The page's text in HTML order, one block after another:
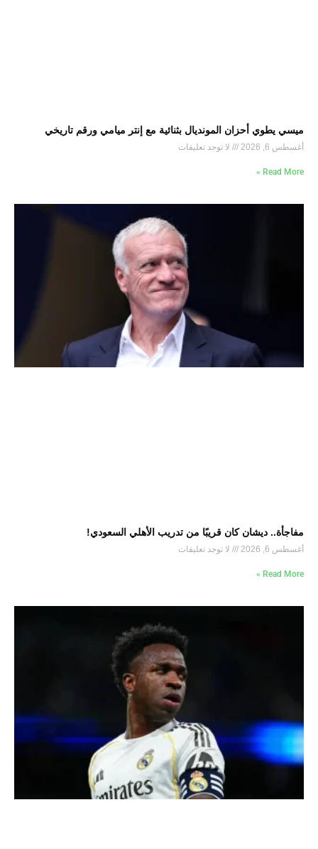
ميسي يطوي أحزان المونديال بثنائية مع إنتر ميامي ورقم تاريخي
أغسطس 6, 2026 لا توجد تعليقات
Read More »
مفاجأة.. ديشان كان قريبًا من تدريب الأهلي السعودي!
أغسطس 6, 2026 لا توجد تعليقات
Read More »